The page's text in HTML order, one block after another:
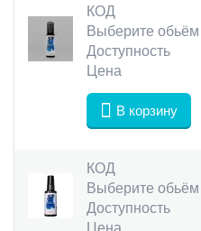
КОД
Выберите обьём
Доступность
Цена
В корзину
КОД
Выберите обьём
Доступность
Цена